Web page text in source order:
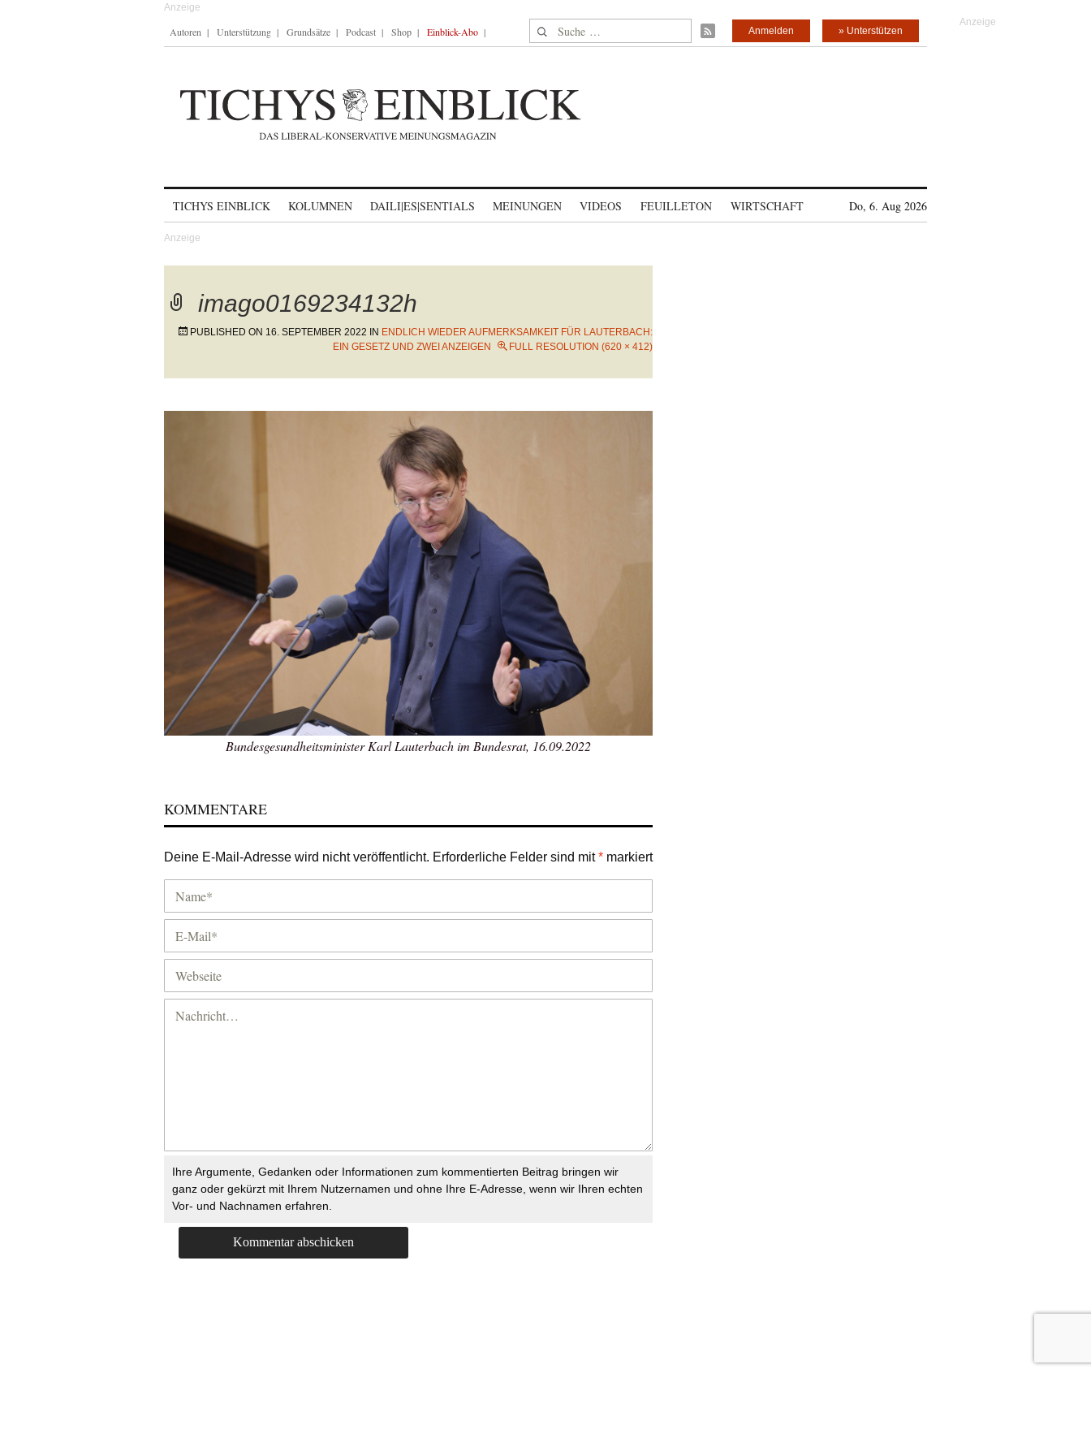
Autoren Unterstützung Grundsätze Podcast Shop Einblick-Abo Suche nach: » Unterstützen
Anmelden
TICHYS EINBLICK KOLUMNEN DAILI|ES|SENTIALS MEINUNGEN VIDEOS FEUILLETON WIRTSCHAFT Do, 6. Aug 2026
imago0169234132h
PUBLISHED ON 16. SEPTEMBER 2022 IN ENDLICH WIEDER AUFMERKSAMKEIT FÜR LAUTERBACH:
EIN GESETZ UND ZWEI ANZEIGEN
FULL RESOLUTION (620 × 412)
Bundesgesundheitsminister Karl Lauterbach im Bundesrat, 16.09.2022
KOMMENTARE
Deine E-Mail-Adresse wird nicht veröffentlicht. Erforderliche Felder sind mit* markiert
Ihre Argumente, Gedanken oder Informationen zum kommentierten Beitrag bringen wir
ganz oder gekürzt mit Ihrem Nutzernamen und ohne Ihre E-Adresse, wenn wir Ihren echten
Vor- und Nachnamen erfahren.